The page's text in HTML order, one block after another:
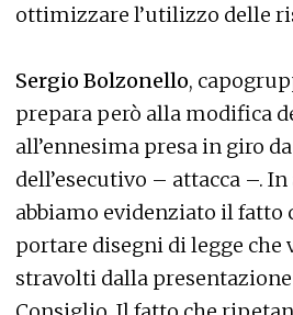
ottimizzare l’utilizzo delle
Sergio Bolzonello,
prepara però alla modifica
all’ennesima presa in giro
dell’esecutivo – attacca –.
abbiamo evidenziato il fatto
portare disegni di legge che
stravolti dalla